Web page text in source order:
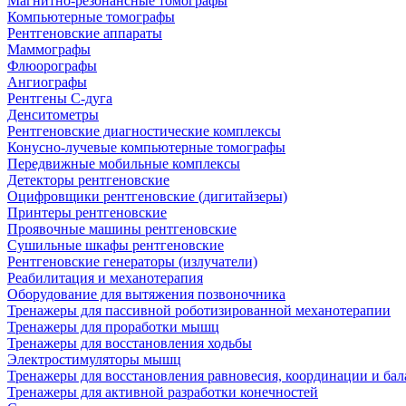
Компьютерные томографы
Рентгеновские аппараты
Маммографы
Флюорографы
Ангиографы
Рентгены С-дуга
Денситометры
Рентгеновские диагностические комплексы
Конусно-лучевые компьютерные томографы
Передвижные мобильные комплексы
Детекторы рентгеновские
Оцифровщики рентгеновские (дигитайзеры)
Принтеры рентгеновские
Проявочные машины рентгеновские
Сушильные шкафы рентгеновские
Рентгеновские генераторы (излучатели)
Реабилитация и механотерапия
Оборудование для вытяжения позвоночника
Тренажеры для пассивной роботизированной механотерапии
Тренажеры для проработки мышц
Тренажеры для восстановления ходьбы
Электростимуляторы мышц
Тренажеры для восстановления равновесия, координации и
Тренажеры для активной разработки конечностей